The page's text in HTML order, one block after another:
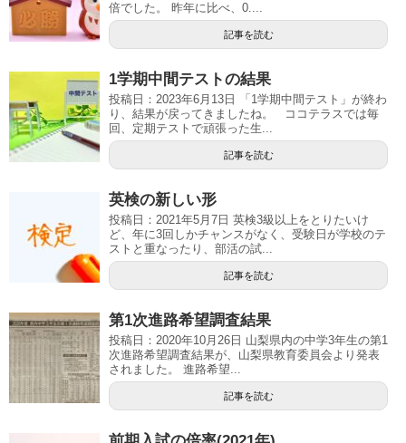
倍でした。 昨年に比べ、0....
記事を読む
1学期中間テストの結果
投稿日：2023年6月13日 「1学期中間テスト」が終わ
り、結果が戻ってきましたね。 ココテラスでは毎
回、定期テストで頑張った生...
記事を読む
英検の新しい形
投稿日：2021年5月7日 英検3級以上をとりたいけ
ど、年に3回しかチャンスがなく、受験日が学校のテ
ストと重なったり、部活の試...
記事を読む
第1次進路希望調査結果
投稿日：2020年10月26日 山梨県内の中学3年生の第1
次進路希望調査結果が、山梨県教育委員会より発表
されました。 進路希望...
記事を読む